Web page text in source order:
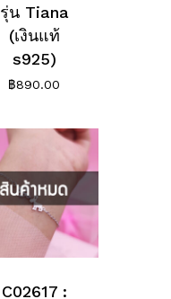
รุ่น Tiana
(เงินแท้
s925)
฿890.00
C02617 :